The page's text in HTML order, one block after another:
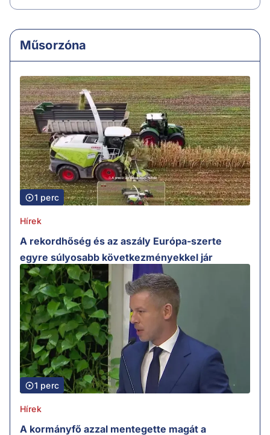
Műsorzóna
1 perc
Hírek
A rekordhőség és az aszály Európa-szerte
egyre súlyosabb következményekkel jár
1 perc
Hírek
A kormányfő azzal mentegette magát a